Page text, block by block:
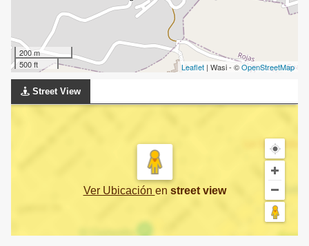
200 m
500 ft
Leaflet | Wasi - ©OpenStreetMap
Street View
Ver Ubicación en street view